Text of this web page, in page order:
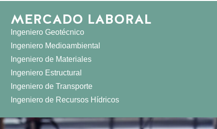
MERCADO LABORAL
Ingeniero Geotécnico
Ingeniero Medioambiental
Ingeniero de Materiales
Ingeniero Estructural
Ingeniero de Transporte
Ingeniero de Recursos Hídricos